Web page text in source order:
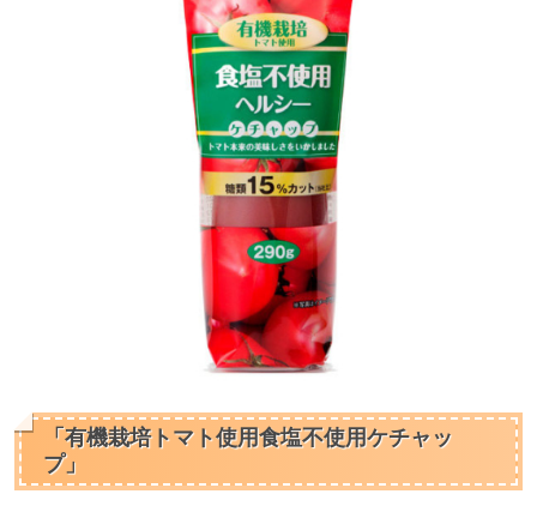
「有機栽培トマト使用食塩不使用ケチャッ
プ」